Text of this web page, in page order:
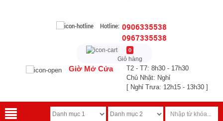
Hotline: 0906335538
0967335538
0
Giỏ hàng
Giờ Mở Cửa
T2 - T7: 8h30 - 17h30
Chủ Nhật: Nghỉ
[ Nghỉ Trưa: 12h15 - 13h30 ]